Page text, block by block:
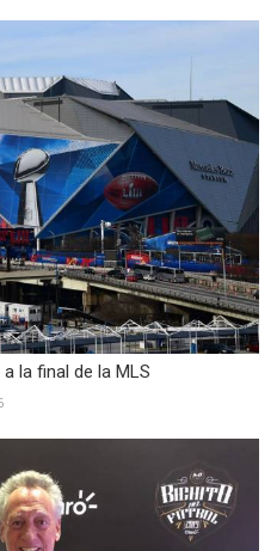
la final de la MLS